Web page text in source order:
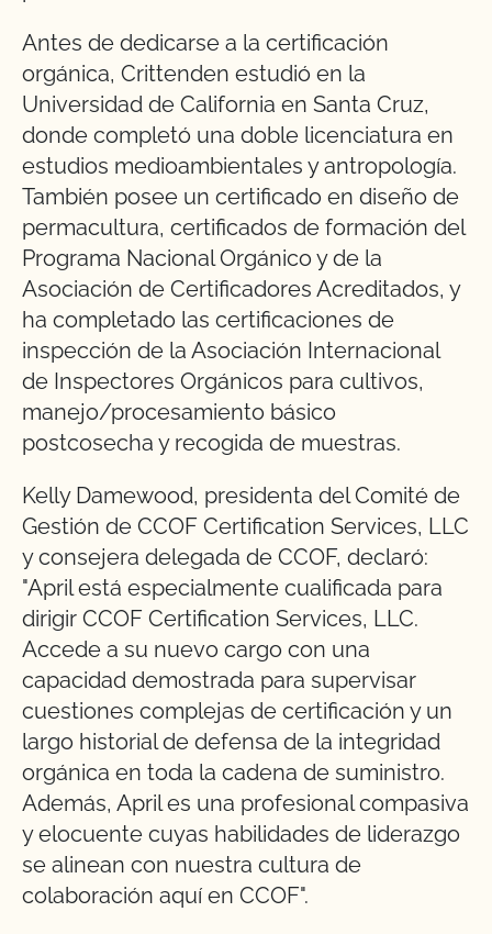
Antes de dedicarse a la certificación
orgánica, Crittenden estudió en la
Universidad de California en Santa Cruz,
donde completó una doble licenciatura en
estudios medioambientales y antropología.
También posee un certificado en diseño de
permacultura, certificados de formación del
Programa Nacional Orgánico y de la
Asociación de Certificadores Acreditados, y
ha completado las certificaciones de
inspección de la Asociación Internacional
de Inspectores Orgánicos para cultivos,
manejo/procesamiento básico
postcosecha y recogida de muestras.
Kelly Damewood, presidenta del Comité de
Gestión de CCOF Certification Services, LLC
y consejera delegada de CCOF, declaró:
"April está especialmente cualificada para
dirigir CCOF Certification Services, LLC.
Accede a su nuevo cargo con una
capacidad demostrada para supervisar
cuestiones complejas de certificación y un
largo historial de defensa de la integridad
orgánica en toda la cadena de suministro.
Además, April es una profesional compasiva
y elocuente cuyas habilidades de liderazgo
se alinean con nuestra cultura de
colaboración aquí en CCOF".